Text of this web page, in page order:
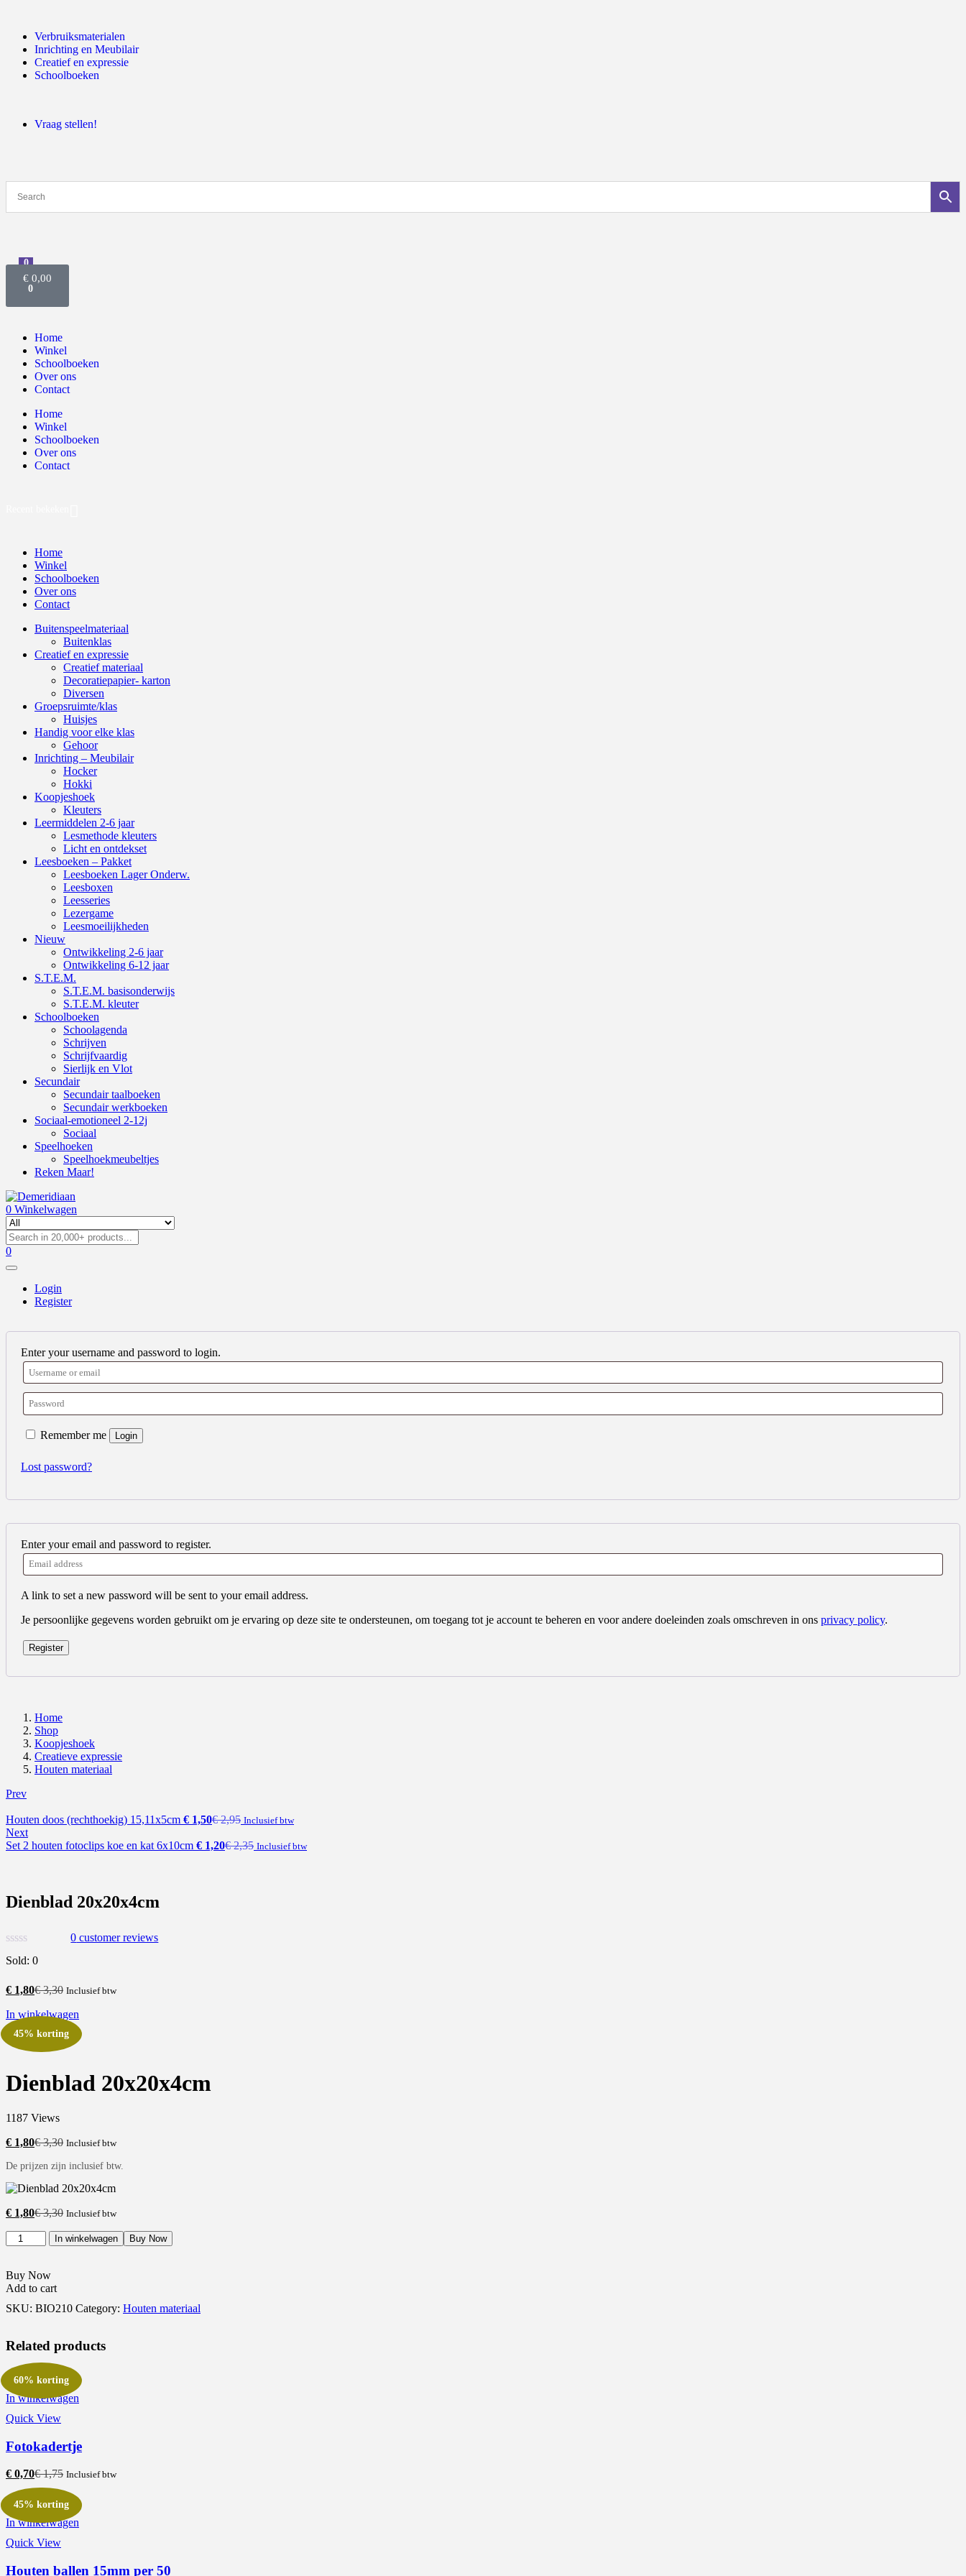
Verbruiksmaterialen
Inrichting en Meubilair
Creatief en expressie
Schoolboeken
Vraag stellen!
0
€ 0,00
0
Home
Winkel
Schoolboeken
Over ons
Contact
Home
Winkel
Schoolboeken
Over ons
Contact
Home
Winkel
Schoolboeken
Over ons
Contact
Buitenspeelmateriaal
Buitenklas
Creatief en expressie
Creatief materiaal
Decoratiepapier- karton
Diversen
Groepsruimte/klas
Huisjes
Handig voor elke klas
Gehoor
Inrichting – Meubilair
Hocker
Hokki
Koopjeshoek
Kleuters
Leermiddelen 2-6 jaar
Lesmethode kleuters
Licht en ontdekset
Leesboeken – Pakket
Leesboeken Lager Onderw.
Leesboxen
Leesseries
Lezergame
Leesmoeilijkheden
Nieuw
Ontwikkeling 2-6 jaar
Ontwikkeling 6-12 jaar
S.T.E.M.
S.T.E.M. basisonderwijs
S.T.E.M. kleuter
Schoolboeken
Schoolagenda
Schrijven
Schrijfvaardig
Sierlijk en Vlot
Secundair
Secundair taalboeken
Secundair werkboeken
Sociaal-emotioneel 2-12j
Sociaal
Speelhoeken
Speelhoekmeubeltjes
Reken Maar!
0 Winkelwagen
0
Login
Register
Enter your username and password to login.
Remember me Login
Lost password?
Enter your email and password to register.
A link to set a new password will be sent to your email address.
Je persoonlijke gegevens worden gebruikt om je ervaring op deze site te ondersteunen, om toegang tot je account te beheren en voor andere doeleinden zoals omschreven in ons privacy policy.
Register
Home
Shop
Koopjeshoek
Creatieve expressie
Houten materiaal
Prev
Houten doos (rechthoekig) 15,11x5cm € 1,50€2,95 Inclusief btw
Next
Set 2 houten fotoclips koe en kat 6x10cm € 1,20€2,35 Inclusief btw
Dienblad 20x20x4cm
0 customer reviews
Sold: 0
€ 1,80€3,30 Inclusief btw
In winkelwagen
45% korting
Dienblad 20x20x4cm
1187 Views
€ 1,80€3,30 Inclusief btw
De prijzen zijn inclusief btw.
€ 1,80€3,30 Inclusief btw
In winkelwagen Buy Now
Buy Now
Add to cart
SKU: BIO210 Category: Houten materiaal
Related products
60% korting
In winkelwagen
Quick View
Fotokadertje
€ 0,70€1,75 Inclusief btw
45% korting
In winkelwagen
Quick View
Houten ballen 15mm per 50